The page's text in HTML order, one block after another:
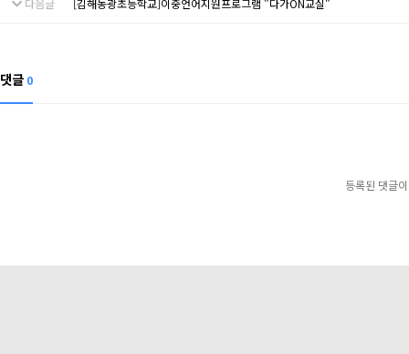
다음글 [김해동광초등학교]이중언어지원프로그램 "다가ON교실"
댓글 0
등록된 댓글